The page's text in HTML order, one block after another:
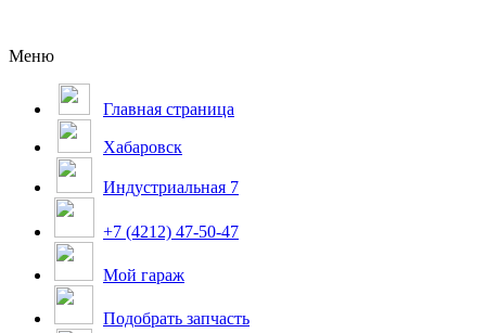
Меню
Главная страница
Хабаровск
Индустриальная 7
+7 (4212) 47-50-47
Мой гараж
Подобрать запчасть